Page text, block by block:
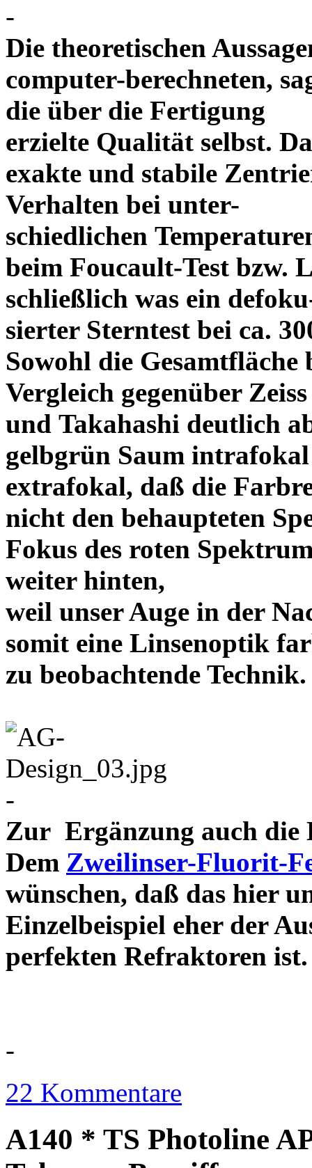
-
Die theoretischen
computer-berechneten,
die über die Fertigung
erzielte Qualität selbst.
exakte und stabile
Verhalten bei unter-
schiedlichen
beim Foucault-Test bzw.
schließlich was ein
sierter Sterntest bei ca.
Sowohl die
Vergleich gegenüber Zeiss
und Takahashi deutlich
gelbgrün Saum
extrafokal, daß die
nicht den behaupteten
Fokus des roten
weiter hinten,
weil unser Auge in der
somit eine Linsenoptik
zu beobachtende
-
Zur Ergänzung auch die
Dem Zweilinser-Fluorit-
wünschen, daß das hier
Einzelbeispiel eher der
perfekten
-
22 Kommentare
A140 * TS Photoline